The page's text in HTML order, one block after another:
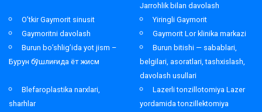
Jarrohlik bilan davolash
O’tkir Gaymorit sinusit
Yiringli Gaymorit
Gaymoritni davolash
Gaymorit Lor klinika markazi
Burun bo’shlig’ida yot jism –
Бурун бўшлиғида ёт жисм
Burun bitishi — sabablari,
belgilari, asoratlari, tashxislash,
davolash usullari
Blefaroplastika narxlari,
sharhlar
Lazerli tonzillotomiya Lazer
yordamida tonzillektomiya